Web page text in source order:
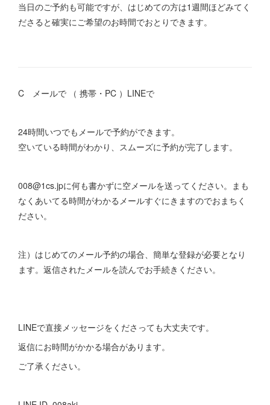
当日のご予約も可能ですが、はじめての方は1週間ほどみてく
ださると確実にご希望のお時間でおとりできます。
C メールで （ 携帯・PC ）LINEで
24時間いつでもメールで予約ができます。
空いている時間がわかり、スムーズに予約が完了します。
008@1cs.jpに何も書かずに空メールを送ってください。まも
なくあいてる時間がわかるメールすぐにきますのでおまちく
ださい。
注）はじめてのメール予約の場合、簡単な登録が必要となり
ます。返信されたメールを読んでお手続きください。
LINEで直接メッセージをくださっても大丈夫です。
返信にお時間がかかる場合があります。
ご了承ください。